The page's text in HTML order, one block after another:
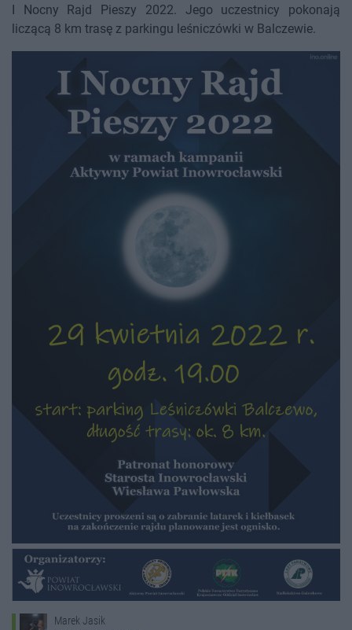
I Nocny Rajd Pieszy 2022. Jego uczestnicy pokonają
liczącą 8 km trasę z parkingu leśniczówki w Balczewie.
Marek Jasik